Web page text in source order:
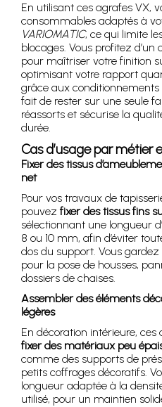
En utilisant ces agrafes VX,
consommables adaptés à
VARIOMATIC, ce qui limite
blocages. Vous profitez
pour maîtriser votre finition
optimisant votre rapport
grâce aux conditionnements
fait de rester sur une seule
réassorts et sécurise la
durée.
Cas d’usage par métier
Fixer des tissus
net
Pour vos travaux de
pouvez fixer des tissus fins
sélectionnant une longueur
8 ou 10 mm, afin d’éviter
dos du support. Vous
pour la pose de housses,
dossiers de chaises.
Assembler des éléments
légères
En décoration intérieure,
fixer des matériaux peu
comme des supports de
petits coffrages décoratifs.
longueur adaptée à la
utilisé, pour un maintien